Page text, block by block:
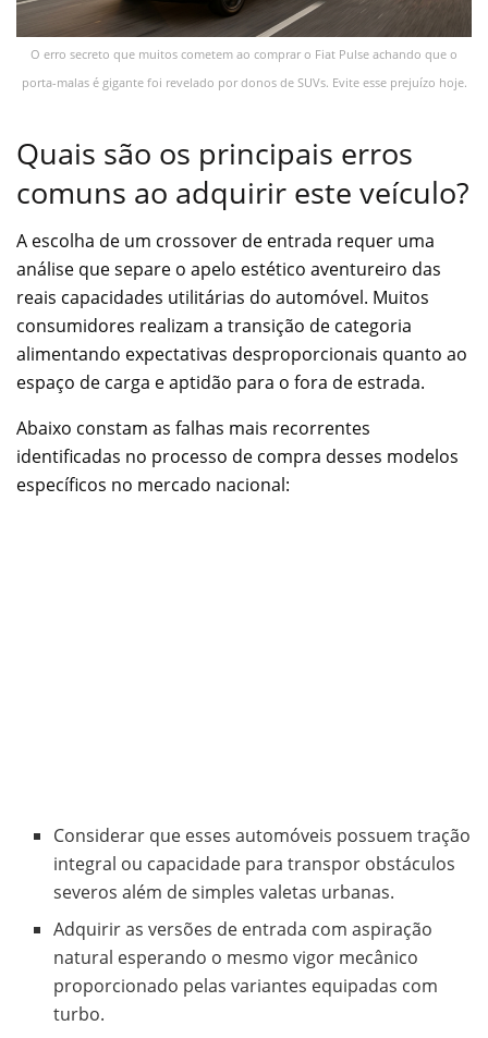
O erro secreto que muitos cometem ao comprar o Fiat Pulse achando que o
porta-malas é gigante foi revelado por donos de SUVs. Evite esse prejuízo hoje.
Quais são os principais erros
comuns ao adquirir este veículo?
A escolha de um crossover de entrada requer uma
análise que separe o apelo estético aventureiro das
reais capacidades utilitárias do automóvel. Muitos
consumidores realizam a transição de categoria
alimentando expectativas desproporcionais quanto ao
espaço de carga e aptidão para o fora de estrada.
Abaixo constam as falhas mais recorrentes
identificadas no processo de compra desses modelos
específicos no mercado nacional:
Considerar que esses automóveis possuem tração
integral ou capacidade para transpor obstáculos
severos além de simples valetas urbanas.
Adquirir as versões de entrada com aspiração
natural esperando o mesmo vigor mecânico
proporcionado pelas variantes equipadas com
turbo.